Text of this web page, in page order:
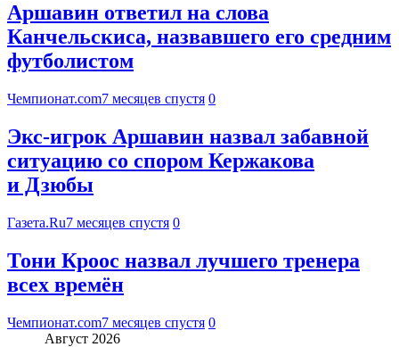
Аршавин ответил на слова
Канчельскиса, назвавшего его средним
футболистом
Чемпионат.com7 месяцев спустя 0
Экс-игрок Аршавин назвал забавной
ситуацию со спором Кержакова
и Дзюбы
Газета.Ru7 месяцев спустя 0
Тони Кроос назвал лучшего тренера
всех времён
Чемпионат.com7 месяцев спустя 0
Август 2026